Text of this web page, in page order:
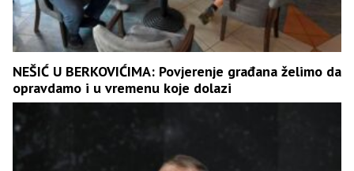
NEŠIĆ U BERKOVIĆIMA: Povjerenje građana želimo da
opravdamo i u vremenu koje dolazi